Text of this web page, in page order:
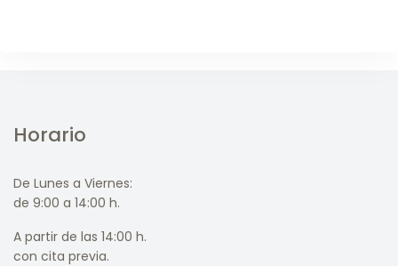
Horario
De Lunes a Viernes:
de 9:00 a 14:00 h.
A partir de las 14:00 h.
con cita previa.